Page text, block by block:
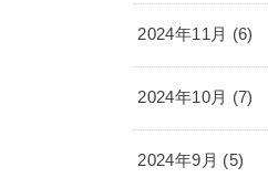
2024年11月 (6)
2024年10月 (7)
2024年9月 (5)